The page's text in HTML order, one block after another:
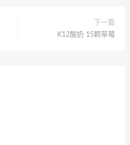
下一篇
K12酸奶 15颗草莓